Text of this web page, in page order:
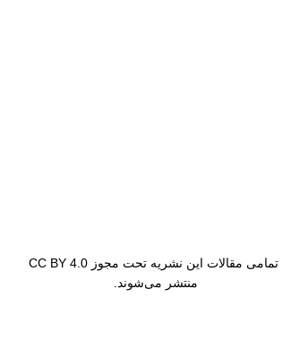
تمامی مقالات این نشریه تحت مجوز CC BY 4.0
منتشر می‌شوند.